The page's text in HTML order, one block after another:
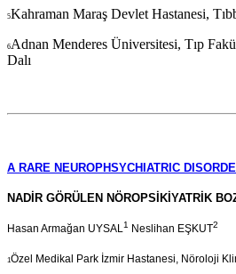
5Kahraman Maraş Devlet Hastanesi,
6Adnan Menderes Üniversitesi, Tıp
Dalı
A RARE NEUROPHSYCHIATRIC
NADİR GÖRÜLEN NÖROPSİKİYATRİK
Hasan Armağan UYSAL 1 Neslihan EŞKUT2
1 Özel Medikal Park İzmir Hastanesi, Nöroloji